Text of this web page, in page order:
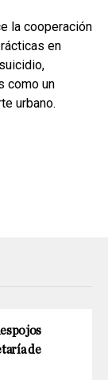
la cooperación
en
como un
urbano.
de